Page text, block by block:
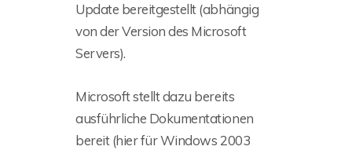
Update bereitgestellt (abhängig
von der Version des Microsoft
Servers).
Microsoft stellt dazu bereits
ausführliche Dokumentationen
bereit (hier für Windows 2003